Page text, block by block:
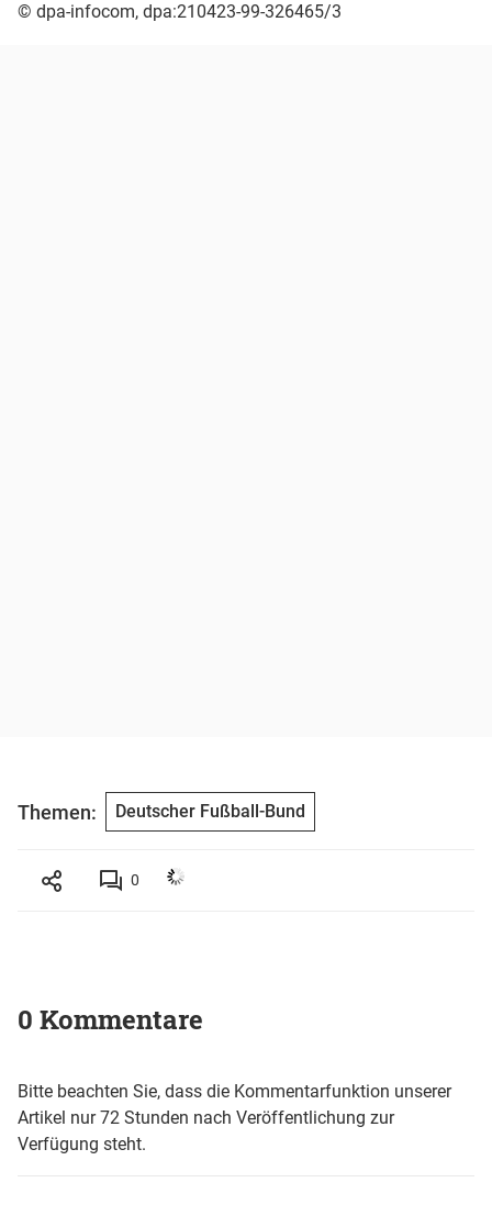
© dpa-infocom, dpa:210423-99-326465/3
Themen: Deutscher Fußball-Bund
0
0 Kommentare
Bitte beachten Sie, dass die Kommentarfunktion unserer
Artikel nur 72 Stunden nach Veröffentlichung zur
Verfügung steht.